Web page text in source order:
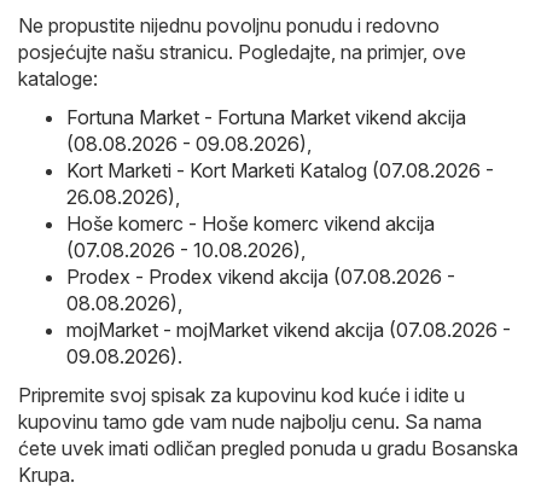
Ne propustite nijednu povoljnu ponudu i redovno
posjećujte našu stranicu. Pogledajte, na primjer, ove
kataloge:
Fortuna Market - Fortuna Market vikend akcija
(08.08.2026 - 09.08.2026)
Kort Marketi - Kort Marketi Katalog (07.08.2026 -
26.08.2026)
Hoše komerc - Hoše komerc vikend akcija
(07.08.2026 - 10.08.2026)
Prodex - Prodex vikend akcija (07.08.2026 -
08.08.2026)
mojMarket - mojMarket vikend akcija (07.08.2026 -
09.08.2026).
Pripremite svoj spisak za kupovinu kod kuće i idite u
kupovinu tamo gde vam nude najbolju cenu. Sa nama
ćete uvek imati odličan pregled ponuda u gradu Bosanska
Krupa.